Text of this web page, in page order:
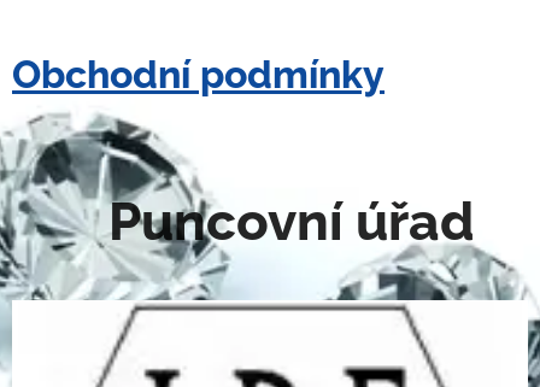
Obchodní podmínky
Puncovní úřad